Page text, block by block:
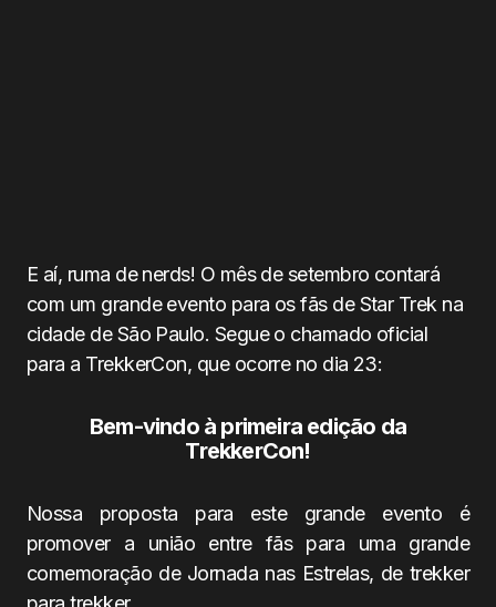
E aí, ruma de nerds! O mês de setembro contará
com um grande evento para os fãs de Star Trek na
cidade de São Paulo. Segue o chamado oficial
para a TrekkerCon, que ocorre no dia 23:
Bem-vindo à primeira edição da
TrekkerCon!
Nossa proposta para este grande evento é
promover a união entre fãs para uma grande
comemoração de Jornada nas Estrelas, de trekker